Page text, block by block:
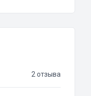
2 отзыва